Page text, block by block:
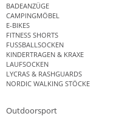
BADEANZÜGE
CAMPINGMÖBEL
E-BIKES
FITNESS SHORTS
FUSSBALLSOCKEN
KINDERTRAGEN & KRAXE
LAUFSOCKEN
LYCRAS & RASHGUARDS
NORDIC WALKING STÖCKE
Outdoorsport